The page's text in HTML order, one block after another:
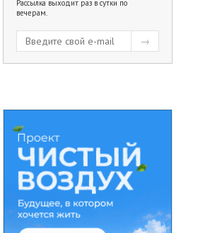
Рассылка выходит раз в сутки по
вечерам.